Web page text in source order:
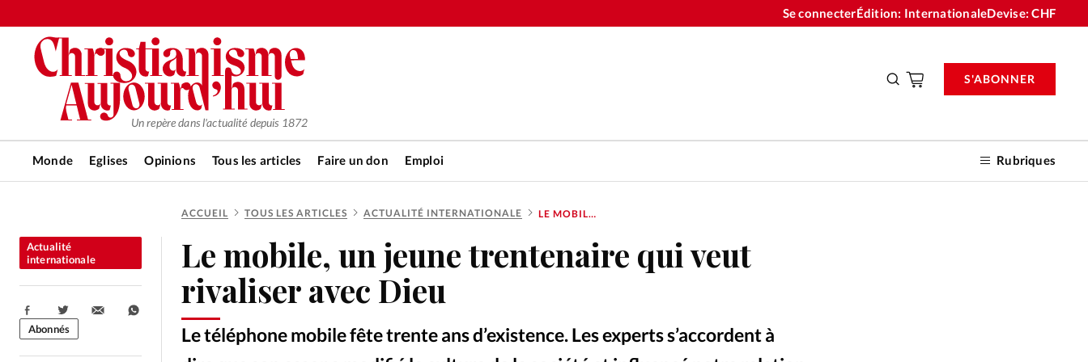
Se connecterÉdition: InternationaleDevise:CHF
Un repère dans l'actualité depuis 1872
Monde Eglises Opinions Tous les articles Faire un don Emploi Rubriques
S'ABONNER
RUBRIQUES
Tous les articles
Actualité chrétienne
Actualité internationale
Les abonnements
ACCUEIL TOUS LES ARTICLES ACTUALITÉ INTERNATIONALE LE MOBILE, UN JEUNE TRENTENAIRE QUI VEUT RIVALISER AVEC DIEU
Le mobile, un jeune trentenaire qui veut
rivaliser avec Dieu
Le téléphone mobile fête trente ans d’existence. Les experts s’accordent à
Actualité
internationale
Partager:
Abonnés